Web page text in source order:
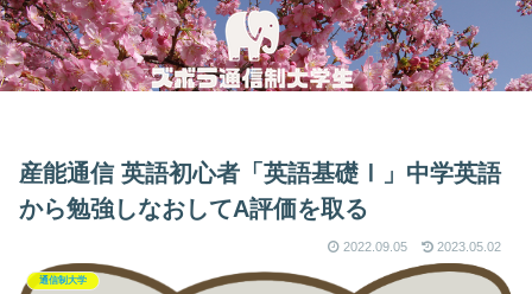
産能通信 英語初心者「英語基礎Ⅰ」中学英語
から勉強しなおしてA評価を取る
2022.09.05 2023.05.02
通信制大学